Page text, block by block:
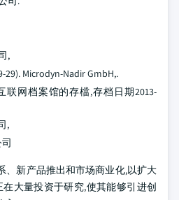
,
Microdyn-Nadir GmbH,.
联网档案馆的存檔,存档日期2013-
,
、新产品推出和市场商业化,以扩大
大量投资于研究,使其能够引进创